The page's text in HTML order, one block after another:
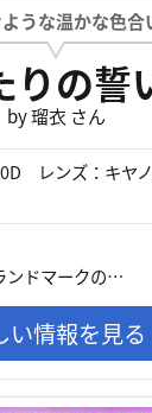
うな温かな色合
りの誓
by 瑠衣 さん
レンズ： キヤ
ドマークの…
い情報を見る